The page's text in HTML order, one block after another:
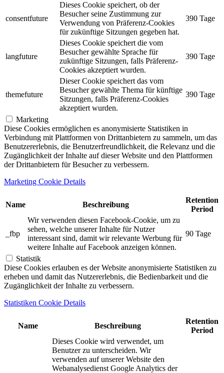
consentfuture
Dieses Cookie speichert, ob der
Besucher seine Zustimmung zur
Verwendung von Präferenz-Cookies
für zukünftige Sitzungen gegeben hat.
390 Tage
langfuture
Dieses Cookie speichert die vom
Besucher gewählte Sprache für
zukünftige Sitzungen, falls Präferenz-
Cookies akzeptiert wurden.
390 Tage
themefuture
Dieser Cookie speichert das vom
Besucher gewählte Thema für künftige
Sitzungen, falls Präferenz-Cookies
akzeptiert wurden.
390 Tage
Marketing
Diese Cookies ermöglichen es anonymisierte Statistiken in
Verbindung mit Plattformen von Drittanbietern zu sammeln, um das
Benutzererlebnis, die Benutzerfreundlichkeit, die Relevanz und die
Zugänglichkeit der Inhalte auf dieser Website und den Plattformen
der Drittanbietern für Besucher zu verbessern.
Marketing Cookie Details
Name Beschreibung
Retention
Period
_fbp
Wir verwenden diesen Facebook-Cookie, um zu
sehen, welche unserer Inhalte für Nutzer
interessant sind, damit wir relevante Werbung für
weitere Inhalte auf Facebook anzeigen können.
90 Tage
Statistik
Diese Cookies erlauben es der Website anonymisierte Statistiken zu
erheben und damit das Nutzererlebnis, die Bedienbarkeit und die
Zugänglichkeit der Inhalte zu verbessern.
Statistiken Cookie Details
Name Beschreibung
Retention
Period
Dieses Cookie wird verwendet, um
Benutzer zu unterscheiden. Wir
verwenden auf unserer Website den
Webanalysedienst Google Analytics der